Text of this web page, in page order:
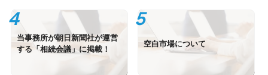
当事務所が朝日新聞社が運営
する「相続会議」に掲載！
空白市場について